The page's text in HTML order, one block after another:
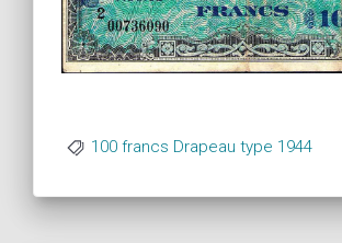
100 francs Drapeau type 1944